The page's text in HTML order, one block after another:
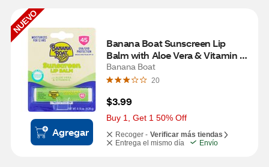
NUEVO
Agregar
Banana Boat Sunscreen Lip
Balm with Aloe Vera & Vitamin E,
SPF 45
Banana Boat
20
$3.99
Buy 1, Get 1 50% Off
Recoger - Verificar más tiendas
Entrega el mismo día
Envío